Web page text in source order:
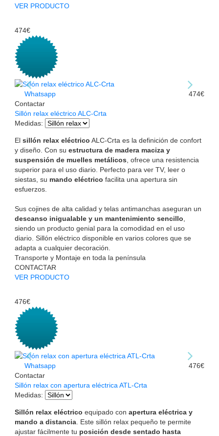
VER PRODUCTO
474€
Whatsapp
Contactar
474€
Sillón relax eléctrico ALC-Crta
Medidas:
El sillón relax eléctrico ALC-Crta es la definición de confort
y diseño. Con su estructura de madera maciza y
suspensión de muelles metálicos, ofrece una resistencia
superior para el uso diario. Perfecto para ver TV, leer o
siestas, su mando eléctrico facilita una apertura sin
esfuerzos.
Sus cojines de alta calidad y telas antimanchas aseguran un
descanso inigualable y un mantenimiento sencillo,
siendo un producto genial para la comodidad en el uso
diario. Sillón eléctrico disponible en varios colores que se
adapta a cualquier decoración.
Transporte y Montaje en toda la península
CONTACTAR
VER PRODUCTO
476€
Whatsapp
Contactar
476€
Sillón relax con apertura eléctrica ATL-Crta
Medidas:
Sillón relax eléctrico equipado con apertura eléctrica y
mando a distancia . Este sillón relax pequeño te permite
ajustar fácilmente tu posición desde sentado hasta